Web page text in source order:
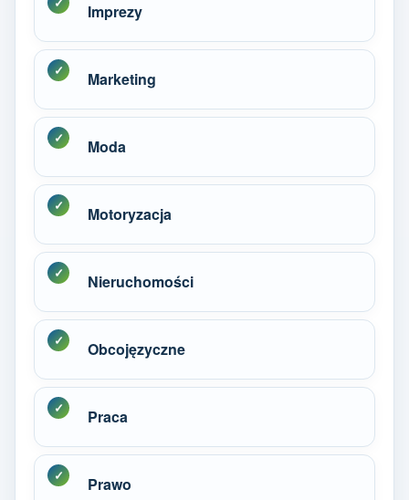
Imprezy
Marketing
Moda
Motoryzacja
Nieruchomości
Obcojęzyczne
Praca
Prawo